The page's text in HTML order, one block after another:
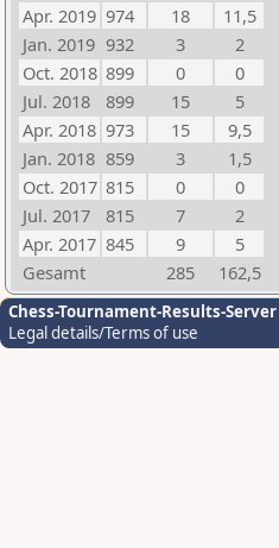
Apr. 2019 974 18
11,5
Jan. 2019 932 3
2
Oct. 2018 899 0
0
Jul. 2018
899 15
5
Apr. 2018 973 15
9,5
Jan. 2018 859 3
1,5
Oct. 2017 815 0
0
Jul. 2017
815 7
2
Apr. 2017 845 9
5
Gesamt
285 162,5
Chess-Tournament-Results-Server
Legal details/Terms of use